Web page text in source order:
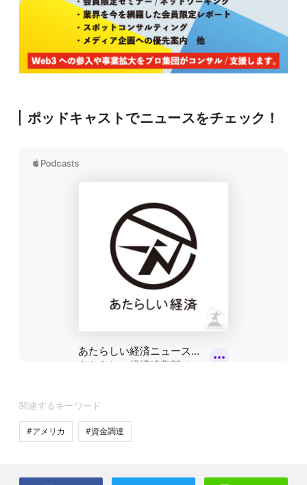
ポッドキャストでニュースをチェック！
関連するキーワード
#アメリカ #資金調達